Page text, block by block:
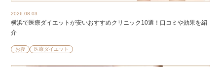
2026.08.03
横浜で医療ダイエットが安いおすすめクリニック10選！口コミや効果を紹
介
お腹 医療ダイエット